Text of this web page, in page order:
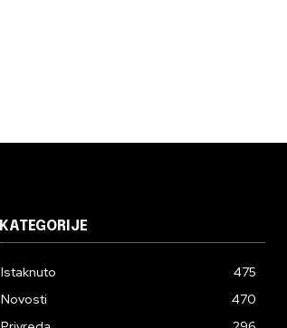
KATEGORIJE
Istaknuto
475
Novosti
470